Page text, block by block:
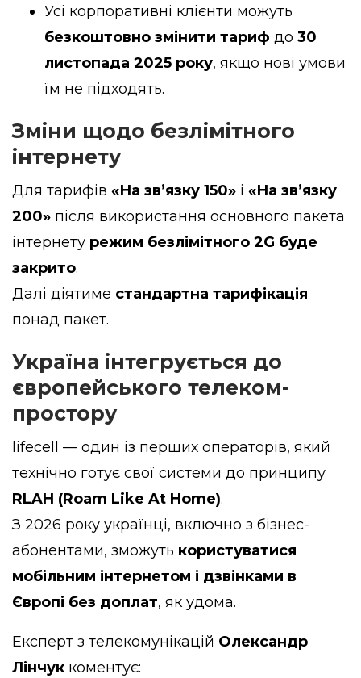
Усі корпоративні клієнти можуть
безкоштовно змінити тариф до 30
листопада 2025 року, якщо нові умови
їм не підходять.
Зміни щодо безлімітного
інтернету
Для тарифів «На зв’язку 150» і «На зв’язку
200» після використання основного пакета
інтернету режим безлімітного 2G буде
закрито.
Далі діятиме стандартна тарифікація
понад пакет.
Україна інтегрується до
європейського телеком-
простору
lifecell — один із перших операторів, який
технічно готує свої системи до принципу
RLAH (Roam Like At Home).
З 2026 року українці, включно з бізнес-
абонентами, зможуть користуватися
мобільним інтернетом і дзвінками в
Європі без доплат, як удома.
Експерт з телекомунікацій Олександр
Лінчук коментує: